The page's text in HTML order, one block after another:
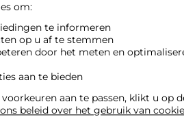
om:
te informeren
op u af te stemmen
door het meten en
aan te bieden
aan te passen, klikt u op
ons beleid over het gebruik van